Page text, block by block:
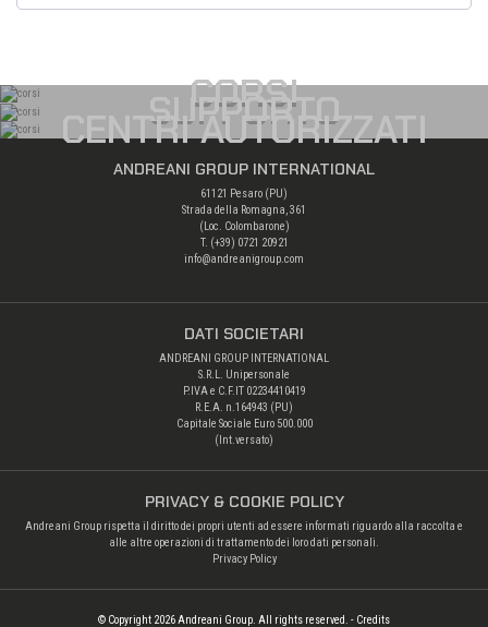
CORSI
SUPPORTO
CENTRI AUTORIZZATI
ANDREANI GROUP INTERNATIONAL
61121 Pesaro (PU)
Strada della Romagna, 361
(Loc. Colombarone)
T. (+39) 0721 20921
info@andreanigroup.com
DATI SOCIETARI
ANDREANI GROUP INTERNATIONAL
S.R.L. Unipersonale
P.IVA e C.F.IT 02234410419
R.E.A. n.164943 (PU)
Capitale Sociale Euro 500.000
(Int.versato)
PRIVACY & COOKIE POLICY
Andreani Group rispetta il diritto dei propri utenti ad essere informati riguardo alla raccolta e
alle altre operazioni di trattamento dei loro dati personali.
Privacy Policy
© Copyright 2026 Andreani Group. All rights reserved. - Credits